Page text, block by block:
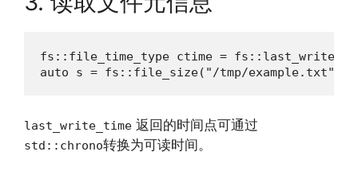
fs::file_time_type ctime =
auto s = fs::file_size("/tmp/example.txt");
last_write_time 返回的时间点可通过
std::chrono转换为可读时间。